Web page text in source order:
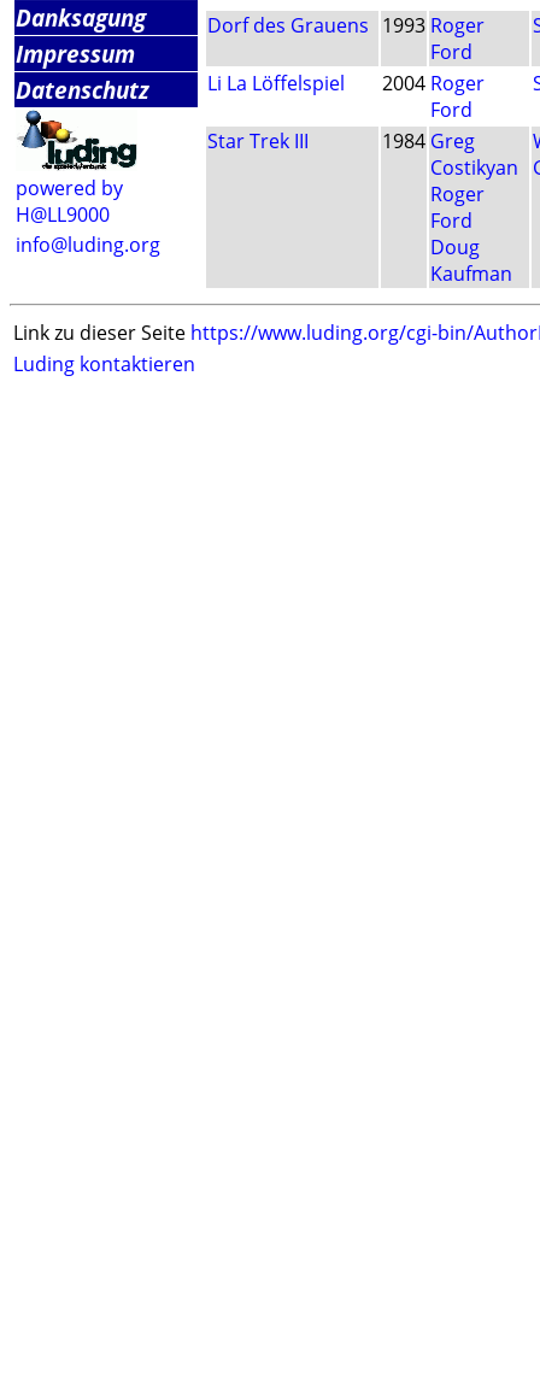
Danksagung
Impressum
Datenschutz
powered by
H@LL9000
info@luding.org
Dorf des Grauens 1993 Roger
Ford
Li La Löffelspiel 2004 Roger
Ford
Star Trek III 1984 Greg
Costikyan
Roger
Ford
Doug
Kaufman
Link zu dieser Seite https://www.luding.org/cgi-bin/
Luding kontaktieren